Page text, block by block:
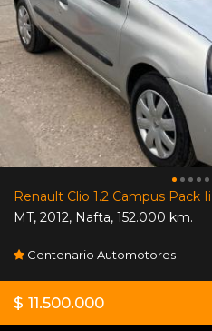
Renault Clio 1.2 Campus Pack Ii
MT, 2012, Nafta, 152.000 km.
Centenario Automotores
$ 11.500.000